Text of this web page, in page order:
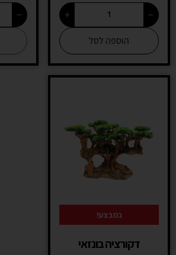
−
+
הוספה לסל
−
במבצע!
דקורציה בונזאי